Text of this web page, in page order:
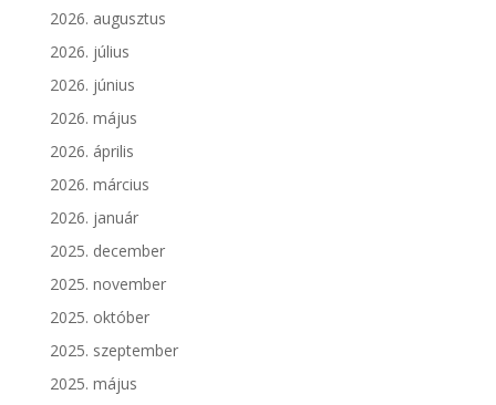
2026. augusztus
2026. július
2026. június
2026. május
2026. április
2026. március
2026. január
2025. december
2025. november
2025. október
2025. szeptember
2025. május